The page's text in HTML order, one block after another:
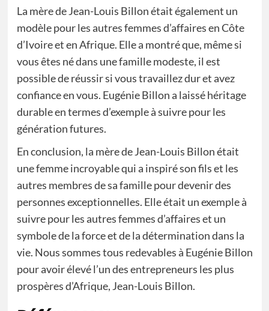
La mère de Jean-Louis Billon était également un
modèle pour les autres femmes d’affaires en Côte
d’Ivoire et en Afrique. Elle a montré que, même si
vous êtes né dans une famille modeste, il est
possible de réussir si vous travaillez dur et avez
confiance en vous. Eugénie Billon a laissé héritage
durable en termes d’exemple à suivre pour les
génération futures.
En conclusion, la mère de Jean-Louis Billon était
une femme incroyable qui a inspiré son fils et les
autres membres de sa famille pour devenir des
personnes exceptionnelles. Elle était un exemple à
suivre pour les autres femmes d’affaires et un
symbole de la force et de la détermination dans la
vie. Nous sommes tous redevables à Eugénie Billon
pour avoir élevé l’un des entrepreneurs les plus
prospères d’Afrique, Jean-Louis Billon.